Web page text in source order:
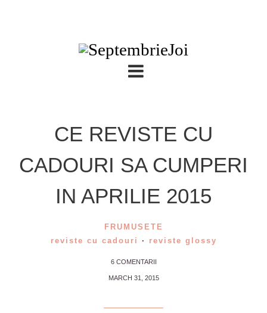
CE REVISTE CU
CADOURI SA CUMPERI
IN APRILIE 2015
FRUMUSETE
reviste cu cadouri
· reviste glossy
6 COMENTARII
MARCH 31, 2015